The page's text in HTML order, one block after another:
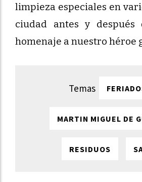
limpieza especiales en
ciudad antes y
homenaje a nuestro héroe
MARTIN MIGUEL DE
RESIDUOS